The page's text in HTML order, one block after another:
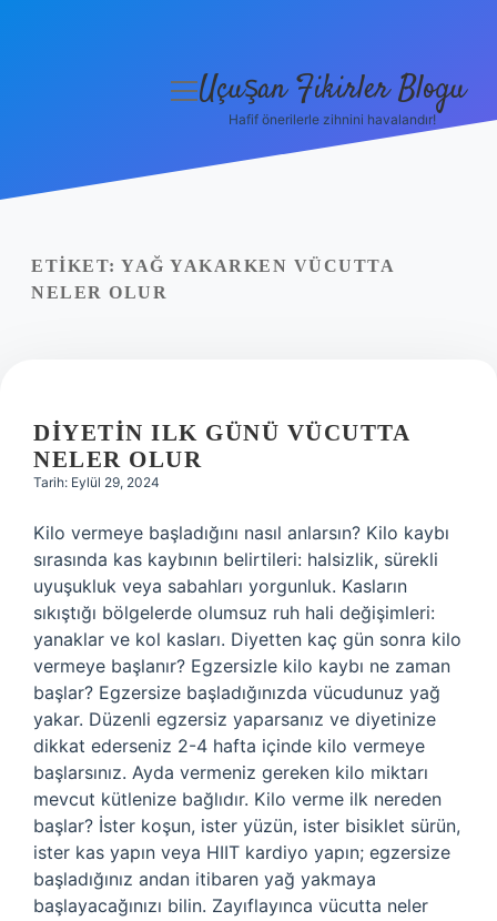
Yasal Uyarı
menüyü
Uçuşan Fikirler Blogu
Hafif önerilerle zihnini havalandır!
ETIKET: YAĞ YAKARKEN VÜCUTTA
NELER OLUR
DIYETIN ILK GÜNÜ VÜCUTTA
NELER OLUR
Tarih: Eylül 29, 2024
Kilo vermeye başladığını nasıl anlarsın? Kilo kaybı
sırasında kas kaybının belirtileri: halsizlik, sürekli
uyuşukluk veya sabahları yorgunluk. Kasların
sıkıştığı bölgelerde olumsuz ruh hali değişimleri:
yanaklar ve kol kasları. Diyetten kaç gün sonra kilo
vermeye başlanır? Egzersizle kilo kaybı ne zaman
başlar? Egzersize başladığınızda vücudunuz yağ
yakar. Düzenli egzersiz yaparsanız ve diyetinize
dikkat ederseniz 2-4 hafta içinde kilo vermeye
başlarsınız. Ayda vermeniz gereken kilo miktarı
mevcut kütlenize bağlıdır. Kilo verme ilk nereden
başlar? İster koşun, ister yüzün, ister bisiklet sürün,
ister kas yapın veya HIIT kardiyo yapın; egzersize
başladığınız andan itibaren yağ yakmaya
başlayacağınızı bilin. Zayıflayınca vücutta neler